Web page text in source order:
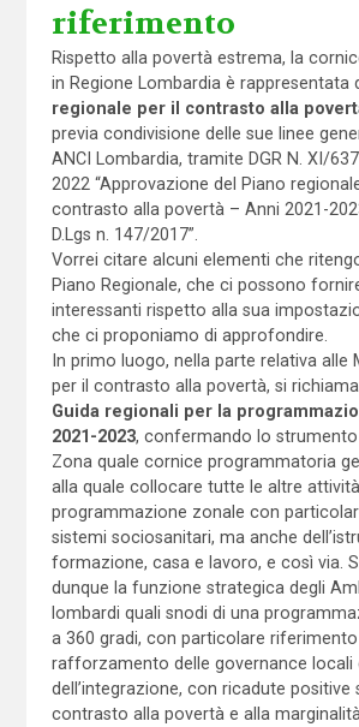
riferimento
Rispetto alla povertà estrema, la
in Regione Lombardia è rappresentata
regionale per il contrasto alla
previa condivisione delle sue linee
ANCI Lombardia, tramite DGR N. XI/
2022 “Approvazione del Piano
contrasto alla povertà – Anni 2021-
D.Lgs n. 147/2017”.
Vorrei citare alcuni elementi che
Piano Regionale, che ci possono
interessanti rispetto alla sua
che ci proponiamo di approfondire.
In primo luogo, nella parte relativa alle
per il contrasto alla povertà, si
Guida regionali per la
2021-2023, confermando lo strumento
Zona quale cornice programmatoria
alla quale collocare tutte le altre
programmazione zonale con
sistemi sociosanitari, ma anche
formazione, casa e lavoro, e così via.
dunque la funzione strategica degli
lombardi quali snodi di una
a 360 gradi, con particolare riferimento
rafforzamento delle governance locali
dell’integrazione, con ricadute positive
contrasto alla povertà e alla